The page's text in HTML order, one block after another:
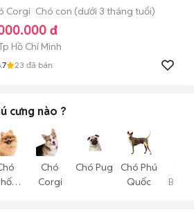
Corgi Chó con (dưới 3 tháng tuổi)
đ
Hồ Chí Minh
23 đã bán
cưng nào ?
Chó
Corgi
Chó Pug
Chó Phú
Quốc